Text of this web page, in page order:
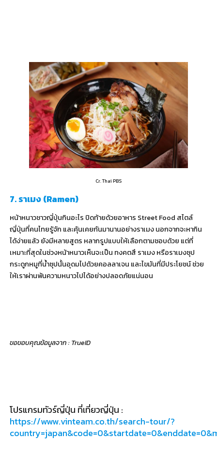
Cr. Thai PBS
7. ราเมง (Ramen)
หน้าหนาวชาวญี่ปุ่นกินอะไร ปิดท้ายด้วยอาหาร Street Food สไตล์
ญี่ปุ่นที่คนไทยรู้จัก และคุ้นเคยกันมานานอย่างราเมง นอกจากจะหากิน
ได้ง่ายแล้ว ยังมีหลายสูตร หลากรูปแบบให้เลือกตามชอบด้วย แต่ที่
เหมาะที่สุดในช่วงหน้าหนาวเห็นจะเป็น ทงคตสึ ราเมง หรือราเมงซุป
กระดูกหมูที่น้ำซุปนั้นอุดมไปด้วยคอลลาเจน และไขมันที่มีประโยชน์ ช่วย
ให้เราผ่านพ้นความหนาวไปได้อย่างปลอดภัยแน่นอน
ขอขอบคุณข้อมูลจาก : TrueID
โปรแกรมทัวร์ญี่ปุ่น ที่เที่ยวญี่ปุ่น :
https://www.vinteam.co.th/search-tour/?